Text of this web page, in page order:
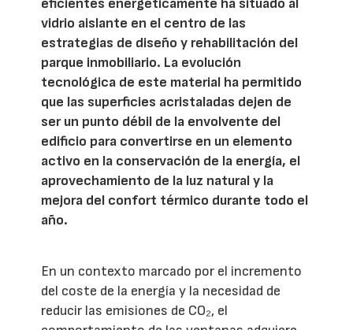
eficientes energéticamente ha situado al
vidrio aislante en el centro de las
estrategias de diseño y rehabilitación del
parque inmobiliario. La evolución
tecnológica de este material ha permitido
que las superficies acristaladas dejen de
ser un punto débil de la envolvente del
edificio para convertirse en un elemento
activo en la conservación de la energía, el
aprovechamiento de la luz natural y la
mejora del confort térmico durante todo el
año.
En un contexto marcado por el incremento
del coste de la energía y la necesidad de
reducir las emisiones de CO₂, el